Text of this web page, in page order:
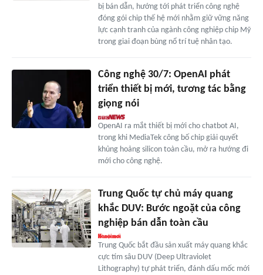
bị bán dẫn, hướng tới phát triển công nghệ
đóng gói chip thế hệ mới nhằm giữ vững năng
lực cạnh tranh của ngành công nghiệp chip Mỹ
trong giai đoạn bùng nổ trí tuệ nhân tạo.
Công nghệ 30/7: OpenAI phát
triển thiết bị mới, tương tác bằng
giọng nói
OpenAI ra mắt thiết bị mới cho chatbot AI,
trong khi MediaTek công bố chip giải quyết
khủng hoảng silicon toàn cầu, mở ra hướng đi
mới cho công nghệ.
Trung Quốc tự chủ máy quang
khắc DUV: Bước ngoặt của công
nghiệp bán dẫn toàn cầu
Trung Quốc bắt đầu sản xuất máy quang khắc
cực tím sâu DUV (Deep Ultraviolet
Lithography) tự phát triển, đánh dấu mốc mới